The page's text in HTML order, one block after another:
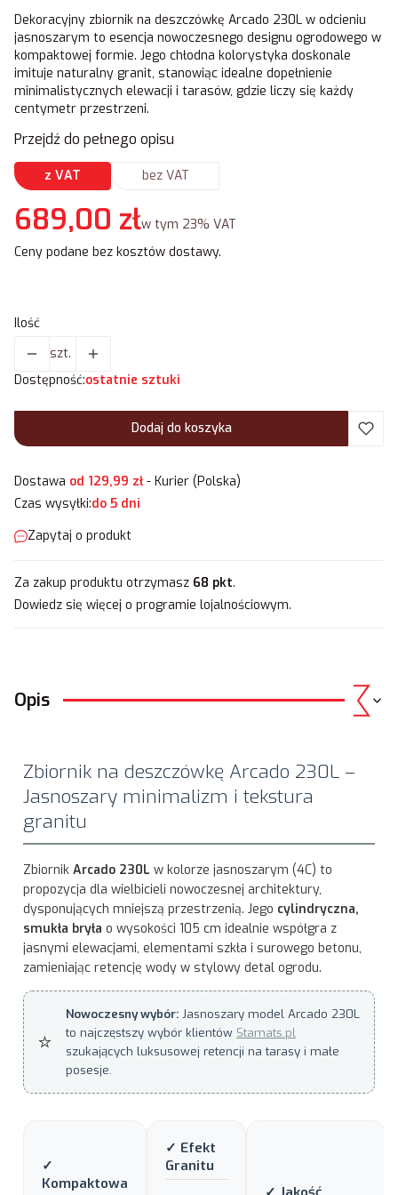
Dekoracyjny zbiornik na deszczówkę Arcado 230L w odcieniu
jasnoszarym to esencja nowoczesnego designu ogrodowego w
kompaktowej formie. Jego chłodna kolorystyka doskonale
imituje naturalny granit, stanowiąc idealne dopełnienie
minimalistycznych elewacji i tarasów, gdzie liczy się każdy
centymetr przestrzeni.
Przejdź do pełnego opisu
z VAT bez VAT
Cena
689,00 złw tym 23% VAT
w tym 23% VAT
Ceny podane bez kosztów dostawy.
Ilość
szt.
Dostępność:ostatnie sztuki
Dodaj do koszyka
Dostawa od 129,99 zł- Kurier (Polska)
Czas wysyłki:do 5 dni
Zapytaj o produkt
Za zakup produktu otrzymasz 68 pkt.
Dowiedz się więcej o programie lojalnościowym.
Opis
Zbiornik na deszczówkę Arcado 230L –
Jasnoszary minimalizm i tekstura
granitu
Zbiornik Arcado 230L w kolorze jasnoszarym (4C) to
propozycja dla wielbicieli nowoczesnej architektury,
dysponujących mniejszą przestrzenią. Jego cylindryczna,
smukła bryła o wysokości 105 cm idealnie współgra z
jasnymi elewacjami, elementami szkła i surowego betonu,
zamieniając retencję wody w stylowy detal ogrodu.
⭐
Nowoczesny wybór: Jasnoszary model Arcado 230L
to najczęstszy wybór klientów Stamats.pl
szukających luksusowej retencji na tarasy i małe
posesje.
✓
Kompaktowa
✓ Efekt
Granitu